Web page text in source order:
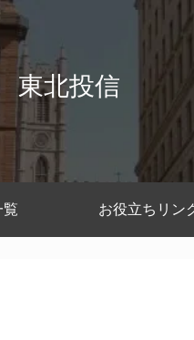
東北投信
覧 お役立ちリン